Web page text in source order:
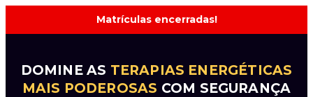
Matrículas encerradas!
DOMINE AS TERAPIAS ENERGÉTICAS
MAIS PODEROSAS COM SEGURANÇA